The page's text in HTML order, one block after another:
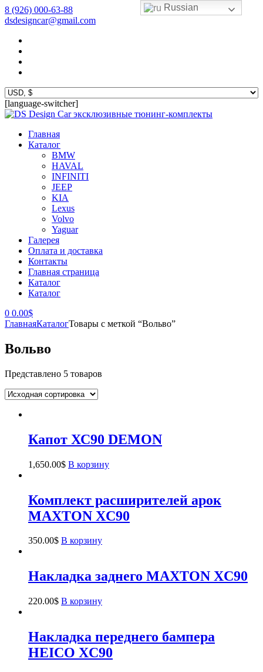
8 (926) 000-63-88
dsdesigncar@gmail.com
[language-switcher]
эксклюзивные тюнинг-комплекты
Главная
Каталог
BMW
HAVAL
INFINITI
JEEP
KIA
Lexus
Volvo
Yaguar
Галерея
Оплата и доставка
Контакты
Главная страница
Каталог
Каталог
0 0.00$
ГлавнаяКаталогТовары с меткой “Вольво”
Вольво
Представлено 5 товаров
Капот ХС90 DEMON
1,650.00$ В корзину
Комплект расширителей арок
MAXTON XC90
350.00$ В корзину
Накладка заднего MAXTON XC90
220.00$ В корзину
Накладка переднего бампера
HEICO XC90
Russian